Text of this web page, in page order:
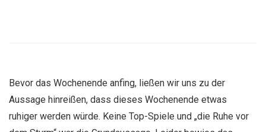
Bevor das Wochenende anfing, ließen wir uns zu der
Aussage hinreißen, dass dieses Wochenende etwas
ruhiger werden würde. Keine Top-Spiele und „die Ruhe vor